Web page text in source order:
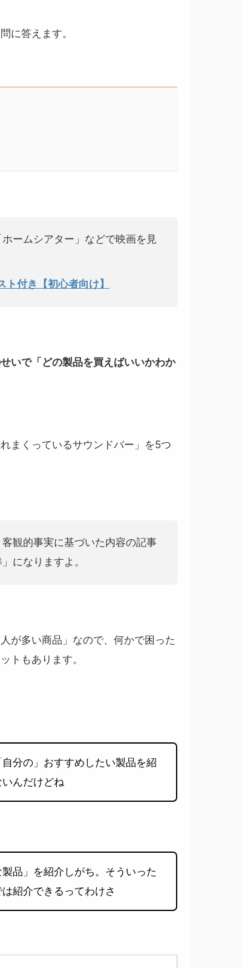
に答えます。
ームシアター」などで映画を見
付き【初心者向け】
いで「どの製品を買えばいいかわか
まくっているサウンドバー」を5つ
観的事実に基づいた内容の記事
になりますよ。
が多い商品」なので、何かで困った
トもあります。
分の」おすすめしたい製品を紹
んだけどね
品」を紹介しがち。そういった
紹介できるってわけさ